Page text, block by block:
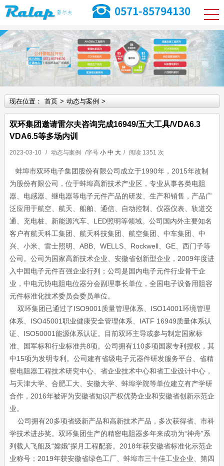
现在位置： 首页 > 动态与案例 >
双环集团邀请雷尔夫咨询完成16949/五大工具/VDA6.3
VDA6.5等多场内训
2023-03-10 / 动态与案例 /字号 小 中 大 / 阅读 1351 次
蚌埠市双环电子集团股份有限公司成立于1990年，2015年改制
为股份有限公司，位于蚌埠高新技术产业区，专业从事各类电阻
器、电感器、继电器等电子元件产品的研发、生产和销售，产品广
泛应用于航空、航天、船舶、通信、自动控制、仪器仪表、轨道交
通、充电桩、新能源汽车、LED照明等领域。公司国内外主要知名
客户有航天科工集团、航天科技集团、航空集团、中车集团、中
兴、小米、雷士照明、ABB、WELLS、Rockwell、GE、西门子等
公司。公司为国家高新技术企业、安徽省创新型企业，2009年度进
入中国电子元件百强企业行列；公司是国内电子元件行业骨干企
业，中电元协电阻电位器分会副理事长单位，全国电子设备用阻容
元件标准化技术委员会委员单位。
双环集团已通过了ISO9001质量管理体系、ISO14001环境管理
体系、ISO45001职业健康安全管理体系、IATF 16949质量体系认
证、ISO50001能源体系认证。目前双环主导或参与制定国家标
准、国军标和行业标准共8项。公司拥有110多项国家专利授权，其
中15项为发明专利。公司建有省级电子元器件研发服务平台、省精
密电阻器工程技术研究中心、省企业技术中心和省工业设计中心，
与天津大学、合肥工大、安徽大学、蚌埠学院等单位建立有产学研
合作，2016年被评为安徽省知识产权优势企业和安徽省创新示范企
业。
公司拥有20多项省级新产品和高新技术产品，多次获得省、市科
学技术进步奖。双环集团生产的精密电阻器多年来成功为“神舟”系
列载人飞船及“嫦娥”探月工程配套。2018年获安徽省标准化示范企
业称号；2019年获安徽省绿色工厂、蚌埠市三十佳工业企业、第四